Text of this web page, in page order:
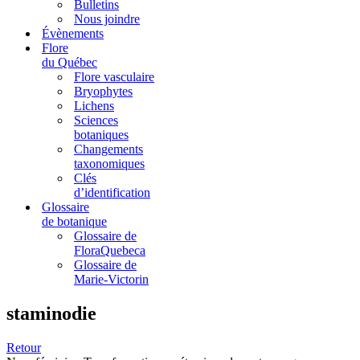
Bulletins
Nous joindre
Évènements
Flore
du Québec
Flore vasculaire
Bryophytes
Lichens
Sciences
botaniques
Changements
taxonomiques
Clés
d’identification
Glossaire
de botanique
Glossaire de
FloraQuebeca
Glossaire de
Marie-Victorin
staminodie
Retour